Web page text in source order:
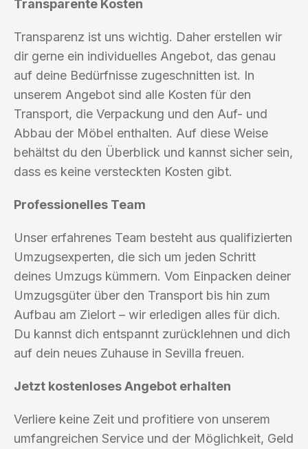
Transparente Kosten
Transparenz ist uns wichtig. Daher erstellen wir
dir gerne ein individuelles Angebot, das genau
auf deine Bedürfnisse zugeschnitten ist. In
unserem Angebot sind alle Kosten für den
Transport, die Verpackung und den Auf- und
Abbau der Möbel enthalten. Auf diese Weise
behältst du den Überblick und kannst sicher sein,
dass es keine versteckten Kosten gibt.
Professionelles Team
Unser erfahrenes Team besteht aus qualifizierten
Umzugsexperten, die sich um jeden Schritt
deines Umzugs kümmern. Vom Einpacken deiner
Umzugsgüter über den Transport bis hin zum
Aufbau am Zielort – wir erledigen alles für dich.
Du kannst dich entspannt zurücklehnen und dich
auf dein neues Zuhause in Sevilla freuen.
Jetzt kostenloses Angebot erhalten
Verliere keine Zeit und profitiere von unserem
umfangreichen Service und der Möglichkeit, Geld